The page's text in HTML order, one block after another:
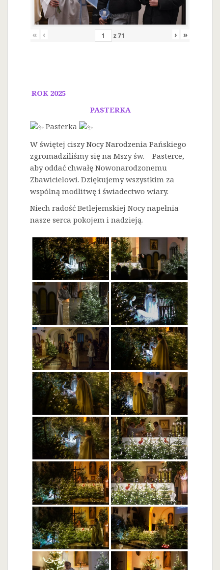
« ‹ z71 › »
ROK 2025
PASTERKA
Pasterka
W świętej ciszy Nocy Narodzenia Pańskiego
zgromadziliśmy się na Mszy św. – Pasterce,
aby oddać chwałę Nowonarodzonemu
Zbawicielowi. Dziękujemy wszystkim za
wspólną modlitwę i świadectwo wiary.
Niech radość Betlejemskiej Nocy napełnia
nasze serca pokojem i nadzieją.